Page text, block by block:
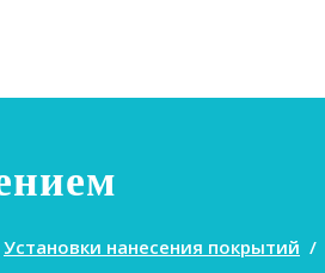
Установки нанесения покрытий /